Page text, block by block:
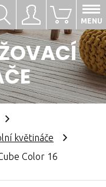
Přihlásit se
0
MENU
Hledat
květináče
Color 16